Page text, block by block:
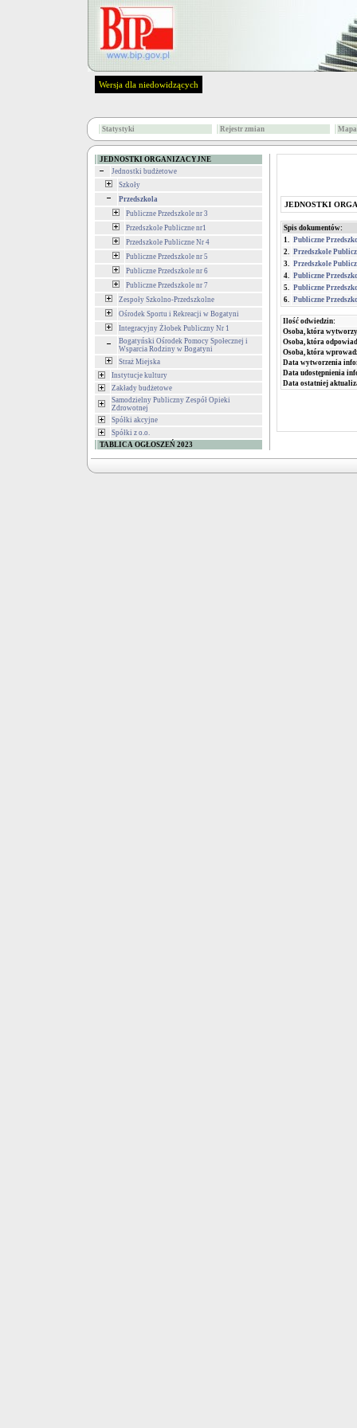
Wersja dla niedowidzących
Statystyki Rejestr zmian
JEDNOSTKI ORGANIZACYJNE
Jednostki budżetowe
Szkoły
Przedszkola
Publiczne Przedszkole nr 3
Przedszkole Publiczne nr1
Przedszkole Publiczne Nr 4
Publiczne Przedszkole nr 5
Publiczne Przedszkole nr 6
Publiczne Przedszkole nr 7
Zespoły Szkolno-Przedszkolne
Ośrodek Sportu i Rekreacji w Bogatyni
Integracyjny Żłobek Publiczny Nr 1
Bogatyński Ośrodek Pomocy Społecznej i
Wsparcia Rodziny w Bogatyni
Straż Miejska
Instytucje kultury
Zakłady budżetowe
Samodzielny Publiczny Zespół Opieki
Zdrowotnej
Spółki akcyjne
Spółki z o.o.
TABLICA OGŁOSZEŃ 2023
JEDNOSTKI
Spis dokumentów:
1. Publiczne
2. Przedszkole
3. Przedszkole
4. Publiczne
5. Publiczne
6. Publiczne
Ilość odwiedzin:
Osoba, która
Osoba, która
Osoba, która
Data wytworzenia
Data udostępnienia
Data ostatniej